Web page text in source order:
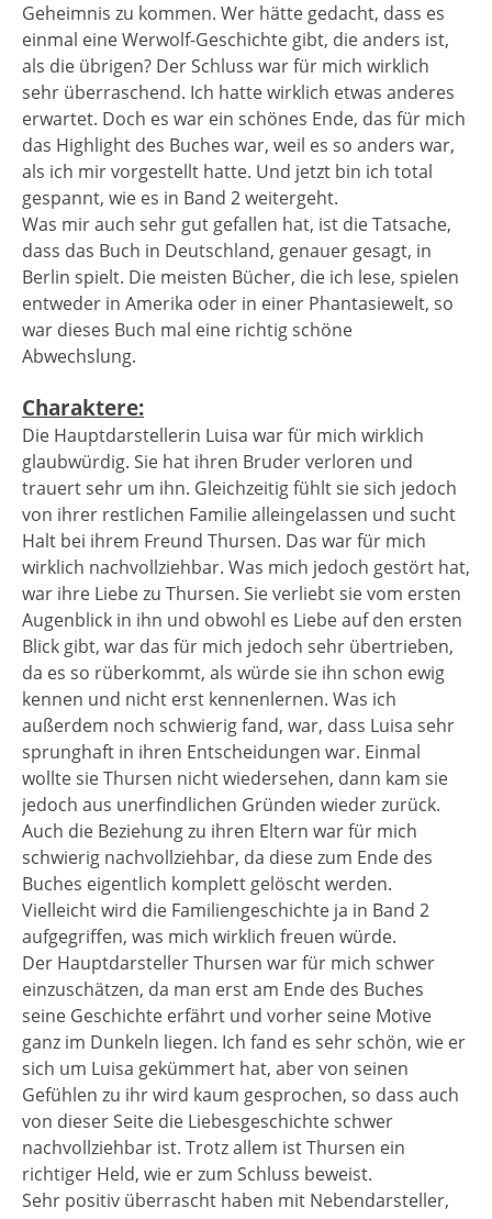
Geheimnis zu kommen. Wer hätte gedacht, dass es
einmal eine Werwolf-Geschichte gibt, die anders ist,
als die übrigen? Der Schluss war für mich wirklich
sehr überraschend. Ich hatte wirklich etwas anderes
erwartet. Doch es war ein schönes Ende, das für mich
das Highlight des Buches war, weil es so anders war,
als ich mir vorgestellt hatte. Und jetzt bin ich total
gespannt, wie es in Band 2 weitergeht.
Was mir auch sehr gut gefallen hat, ist die Tatsache,
dass das Buch in Deutschland, genauer gesagt, in
Berlin spielt. Die meisten Bücher, die ich lese, spielen
entweder in Amerika oder in einer Phantasiewelt, so
war dieses Buch mal eine richtig schöne
Abwechslung.
Charaktere:
Die Hauptdarstellerin Luisa war für mich wirklich
glaubwürdig. Sie hat ihren Bruder verloren und
trauert sehr um ihn. Gleichzeitig fühlt sie sich jedoch
von ihrer restlichen Familie alleingelassen und sucht
Halt bei ihrem Freund Thursen. Das war für mich
wirklich nachvollziehbar. Was mich jedoch gestört hat,
war ihre Liebe zu Thursen. Sie verliebt sie vom ersten
Augenblick in ihn und obwohl es Liebe auf den ersten
Blick gibt, war das für mich jedoch sehr übertrieben,
da es so rüberkommt, als würde sie ihn schon ewig
kennen und nicht erst kennenlernen. Was ich
außerdem noch schwierig fand, war, dass Luisa sehr
sprunghaft in ihren Entscheidungen war. Einmal
wollte sie Thursen nicht wiedersehen, dann kam sie
jedoch aus unerfindlichen Gründen wieder zurück.
Auch die Beziehung zu ihren Eltern war für mich
schwierig nachvollziehbar, da diese zum Ende des
Buches eigentlich komplett gelöscht werden.
Vielleicht wird die Familiengeschichte ja in Band 2
aufgegriffen, was mich wirklich freuen würde.
Der Hauptdarsteller Thursen war für mich schwer
einzuschätzen, da man erst am Ende des Buches
seine Geschichte erfährt und vorher seine Motive
ganz im Dunkeln liegen. Ich fand es sehr schön, wie er
sich um Luisa gekümmert hat, aber von seinen
Gefühlen zu ihr wird kaum gesprochen, so dass auch
von dieser Seite die Liebesgeschichte schwer
nachvollziehbar ist. Trotz allem ist Thursen ein
richtiger Held, wie er zum Schluss beweist.
Sehr positiv überrascht haben mit Nebendarsteller,